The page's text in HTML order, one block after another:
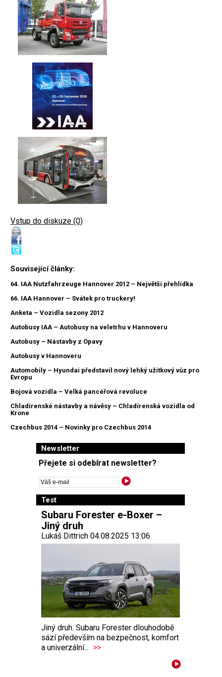
Vstup do diskuze (0)
Související články:
64. IAA Nutzfahrzeuge Hannover 2012 – Největší přehlídka
66. IAA Hannover – Svátek pro truckery!
Anketa – Vozidla sezony 2012
Autobusy IAA – Autobusy na veletrhu v Hannoveru
Autobusy – Nástavby z Opavy
Autobusy v Hannoveru
Automobily – Hyundai představil nový lehký užitkový vůz pro
Evropu
Bojová vozidla – Velká pancéřová revoluce
Chladírenské nástavby a návěsy – Chladírenská vozidla od
Krone
Czechbus 2014 – Novinky pro Czechbus 2014
Newsletter
Přejete si odebírat newsletter?
Test
Subaru Forester e-Boxer –
Jiný druh
Lukáš Dittrich 04.08.2025 13:06
Jiný druh. Subaru Forester dlouhodobě
sází především na bezpečnost, komfort
a univerzální... >>